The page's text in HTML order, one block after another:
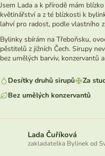
Jsem Lada a k přírodě mám
květinářství a z té blízkosti k
lahví pro radost, podle vlastního
Bylinky sbírám na Třeboňsku,
pěstitelů z jižních Čech. Sirupy
bez umělých barviv, konzervantů
Desítky druhů sirupů
Za
Bez umělých konzervantů
Lada Čuříková
zakladatelka Bylinek od